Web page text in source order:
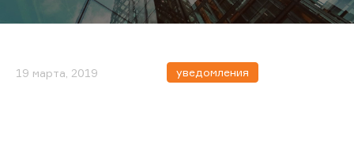
19 марта, 2019 уведомления